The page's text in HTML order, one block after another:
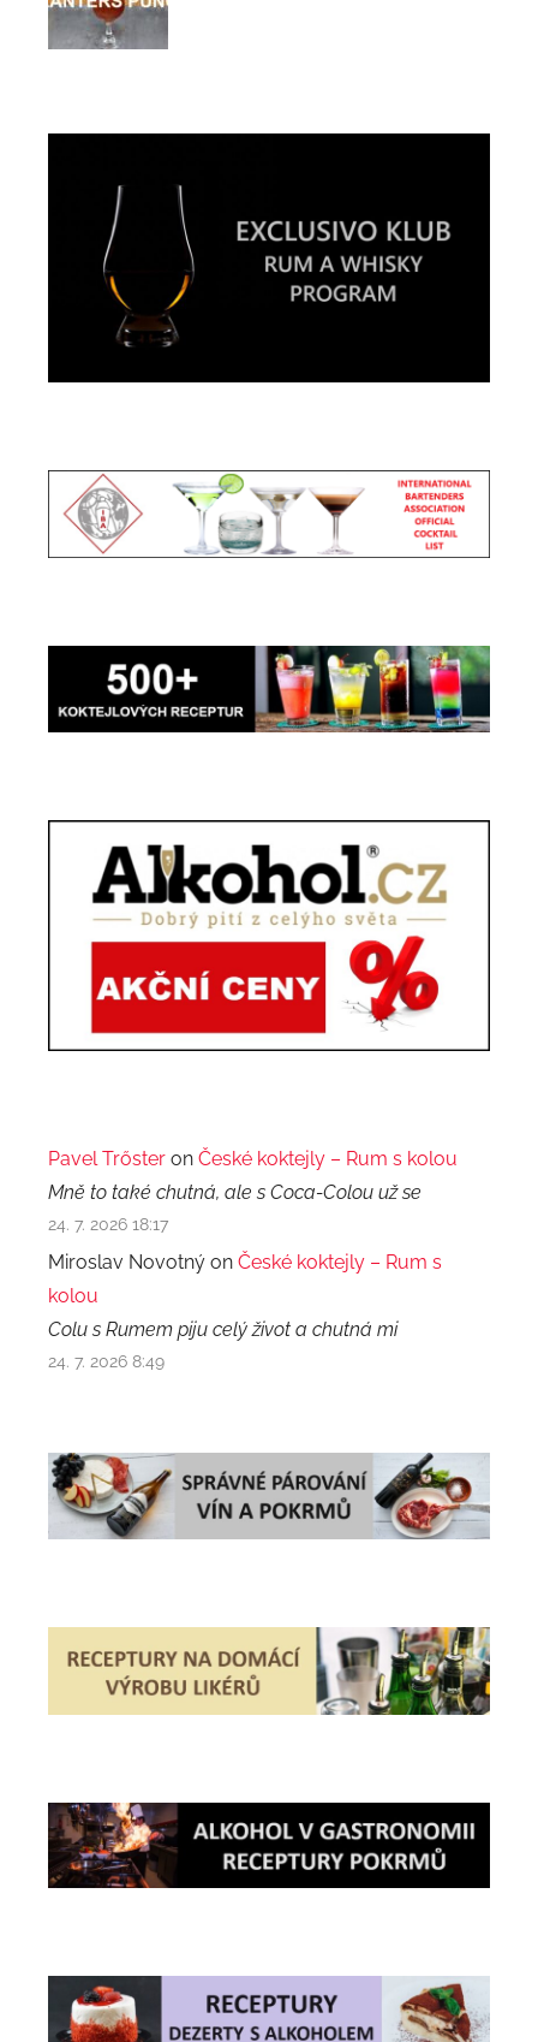
Pavel Trőster on České koktejly – Rum s kolou
Mně to také chutná, ale s Coca-Colou už se
24. 7. 2026 18:17
Miroslav Novotný on České koktejly – Rum s
kolou
Colu s Rumem piju celý život a chutná mi
24. 7. 2026 8:49